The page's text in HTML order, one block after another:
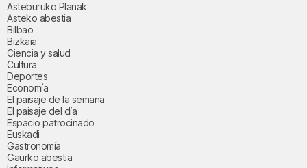
Asteburuko Planak
Asteko abestia
Bilbao
Bizkaia
Ciencia y salud
Cultura
Deportes
Economía
El paisaje de la semana
El paisaje del día
Espacio patrocinado
Euskadi
Gastronomía
Gaurko abestia